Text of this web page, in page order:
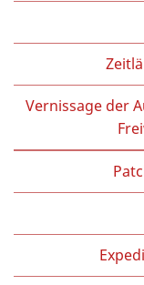
Vernissage der